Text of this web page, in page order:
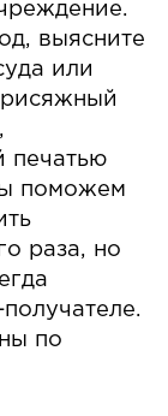
выясните
или
печатью
поможем
раза, но
по